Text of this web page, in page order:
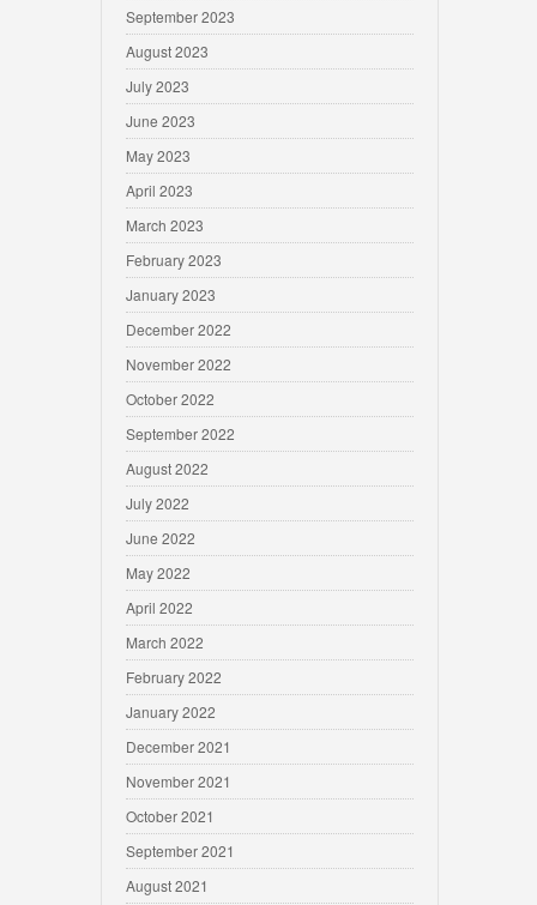
September 2023
August 2023
July 2023
June 2023
May 2023
April 2023
March 2023
February 2023
January 2023
December 2022
November 2022
October 2022
September 2022
August 2022
July 2022
June 2022
May 2022
April 2022
March 2022
February 2022
January 2022
December 2021
November 2021
October 2021
September 2021
August 2021